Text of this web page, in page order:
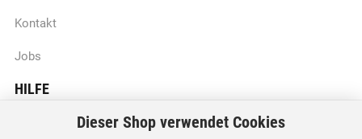
Kontakt
Jobs
HILFE
Batteriegesetzhinweise
Dieser Shop verwendet Cookies